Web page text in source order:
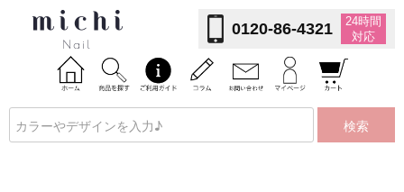
0120-86-4321
24時間
対応
検索